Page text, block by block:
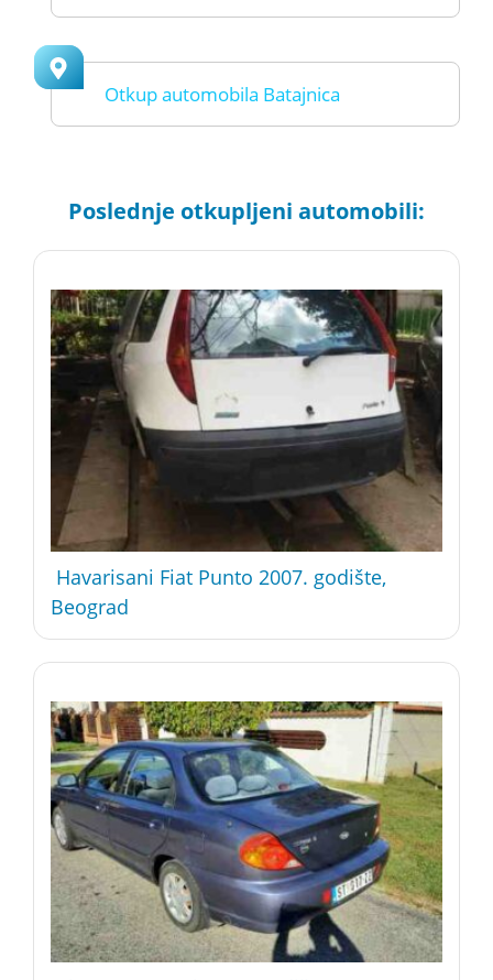
Otkup automobila Batajnica
Poslednje otkupljeni automobili:
Havarisani Fiat Punto 2007. godište,
Beograd